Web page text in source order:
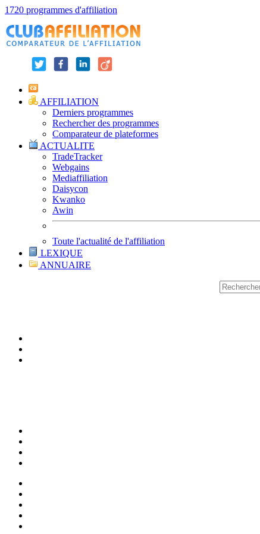
1720 programmes d'affiliation
AFFILIATION
Derniers programmes
Rechercher des programmes
Comparateur de plateformes
ACTUALITE
TradeTracker
Webgains
Mediaffiliation
Daisycon
Kwanko
Awin
Toute l'actualité de l'affiliation
LEXIQUE
ANNUAIRE